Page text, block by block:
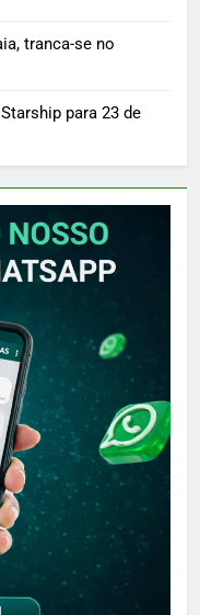
tranca-se no
para 23 de